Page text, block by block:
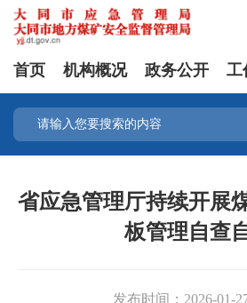
首页 机构概况 政务公开 工
省应急管理厅持续开展
板管理自查
发布时间： 2026-01-